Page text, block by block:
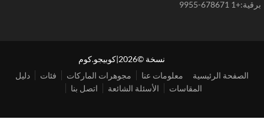
678671-9955
نسخة ©2026|كوبيجو.كوم
الصفحة الرئيسية
معلومات عنا مجوهرات الماركات فئات
دليل
المقاسات
الأسئلة الشائعة اتصل بنا